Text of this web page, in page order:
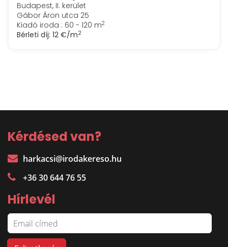
Budapest, II. kerület
Gábor Áron utca 25
Kiadó iroda : 60 - 120 m2
Bérleti díj: 12 €/m2
Kérdésed van?
harkacsi@irodakereso.hu
+36 30 644 76 55
Hírlevél